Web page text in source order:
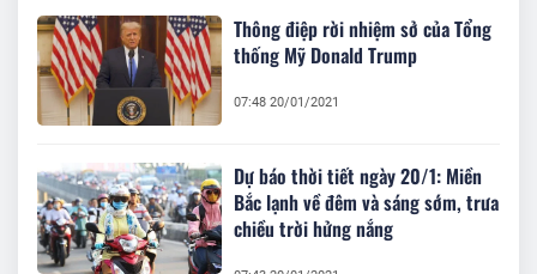
Thông điệp rời nhiệm sở của Tổng
thống Mỹ Donald Trump
07:48 20/01/2021
Dự báo thời tiết ngày 20/1: Miền
Bắc lạnh về đêm và sáng sớm, trưa
chiều trời hửng nắng